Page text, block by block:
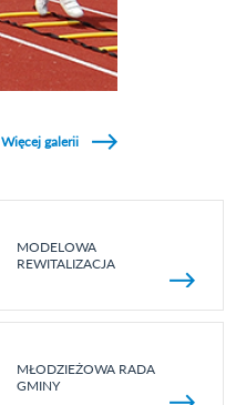
Więcej galerii
MODELOWA
REWITALIZACJA
MŁODZIEŻOWA RADA
GMINY